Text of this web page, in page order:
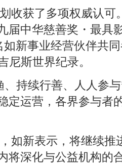
收获了多项权威认可
届中华慈善奖・最具
如新事业经营伙伴共
尼斯世界纪录。
、持续行善、人人参
定运营，各界参与者
如新表示，将继续推
将深化与公益机构的